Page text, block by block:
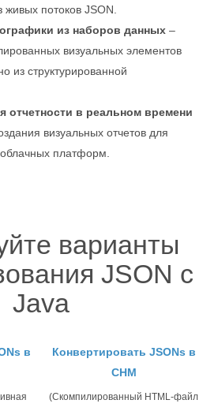
потоков JSON.
из наборов данных –
визуальных элементов
из структурированной
отчетности в реальном времени
визуальных отчетов для
платформ.
варианты
JSON с
Java
в
Конвертировать JSONs в
CHM
(Скомпилированный HTML-файл